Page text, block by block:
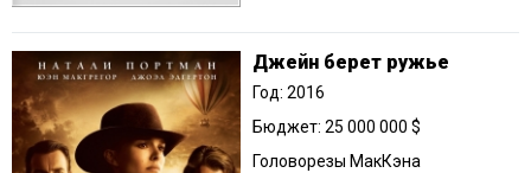
Джейн берет ружье
Год: 2016
Бюджет: 25 000 000 $
Головорезы МакКэна